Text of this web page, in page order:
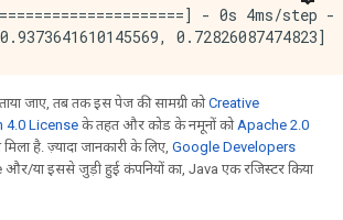
The attribute value is obtained
attribute is attached to a string
Number of unique values.
Configure learner
Training config:
last/Relu:0\\.0"
last/Relu:0\\.1"
last/Relu:0\\.2"
- 0s 4ms/
जाए, तब तक इस पेज की सामग्री कोCreative
4.0 License के तहत और कोड के नमूनों कोApache 2.0
है. ज़्यादा जानकारी के लिए, Google Developers
या इससे जुड़ी हुई कंपनियों का, Java एक रजिस्टर किया